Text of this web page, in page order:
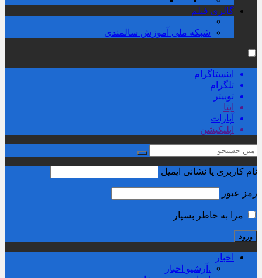
گالری فیلم
شبکه ملی آموزش سالمندی
اینستاگرام
تلگرام
توییتر
ایتا
آپارات
اپلیکیشن
نام کاربری یا نشانی ایمیل
رمز عبور
مرا به خاطر بسپار
اخبار
.آرشیو اخبار